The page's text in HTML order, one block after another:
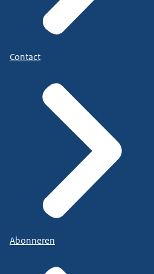
Contact
Abonneren